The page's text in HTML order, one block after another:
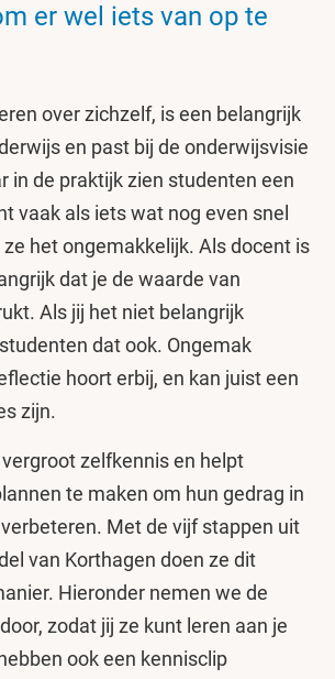
er wel iets van op te
over zichzelf, is een belangrijk
en past bij de onderwijsvisie
in de praktijk zien studenten een
vaak als iets wat nog even snel
het ongemakkelijk. Als docent is
dat je de waarde van
Als jij het niet belangrijk
dat ook. Ongemak
hoort erbij, en kan juist een
zijn.
zelfkennis en helpt
te maken om hun gedrag in
Met de vijf stappen uit
van Korthagen doen ze dit
Hieronder nemen we de
zodat jij ze kunt leren aan je
ook een kennisclip